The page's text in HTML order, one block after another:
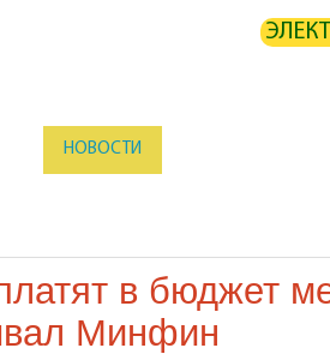
НОВОСТИ
в бюджет
Минфин